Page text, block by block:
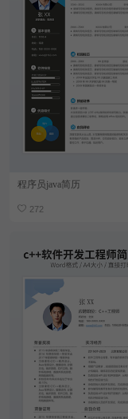
程序员java简历
272